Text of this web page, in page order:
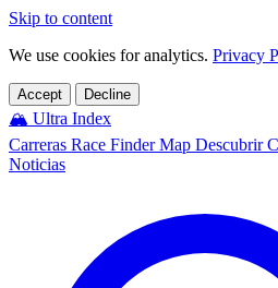
Skip to content
We use cookies for analytics. Privacy
Accept Decline
🏔️ Ultra Index
Carreras Race FinderMap Descubrir
Noticias